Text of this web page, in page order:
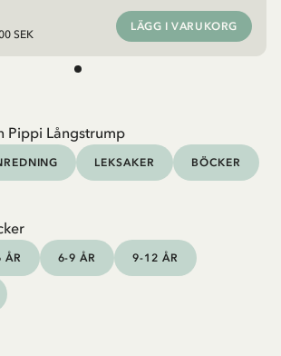
SEK
LÄGG I VARUKORG
Pippi Långstrump
LEKSAKER BÖCKER
ÅR 6-9 ÅR 9-12 ÅR